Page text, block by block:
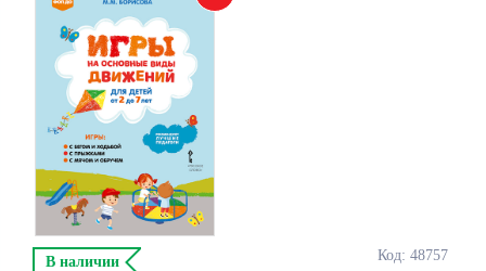
Код: 48757
В наличии